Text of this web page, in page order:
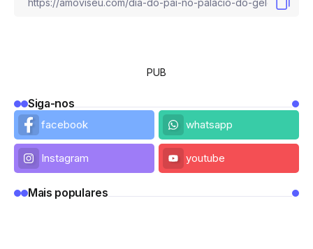
PUB
Siga-nos
facebook
whatsapp
Instagram youtube
Mais populares